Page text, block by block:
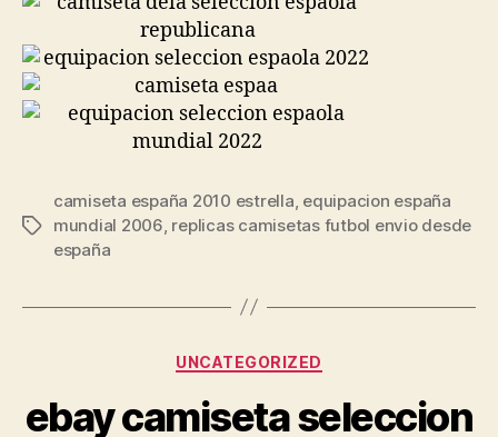
Etiquetas
camiseta españa 2010 estrella, equipacion españa
mundial 2006, replicas camisetas futbol envio desde
españa
Categorías
UNCATEGORIZED
ebay camiseta seleccion